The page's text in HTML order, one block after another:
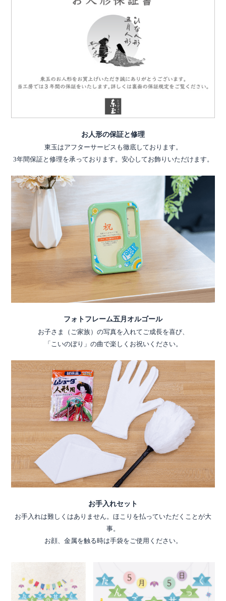
お人形の保証と修理
東玉はアフターサービスも徹底しております。
3年間保証と修理を承っております。安心してお飾りいただけます。
フォトフレーム五月オルゴール
お子さま（ご家族）の写真を入れてご成長を喜び、
「こいのぼり」の曲で楽しくお祝いください。
お手入れセット
お手入れは難しくはありません。ほこりを払っていただくことが大
事。
お顔、金属を触る時は手袋をご使用ください。